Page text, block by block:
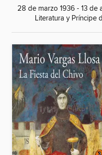
28 de marzo 1936 - 13
Literatura y Príncipe